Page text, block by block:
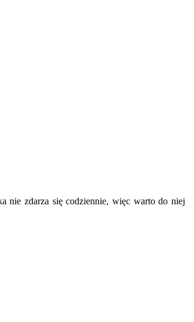
nie zdarza się codziennie, więc warto do niej